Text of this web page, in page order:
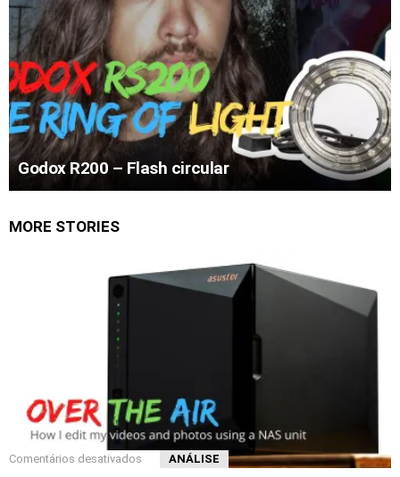
Godox R200 – Flash circular
MORE STORIES
Comentários desativados ANÁLISE